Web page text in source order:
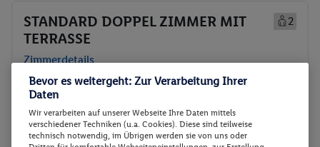
STANDARD DOPPEL ZIMMER MIT
TERRASSE
2
Zimmerdetails
Buchen
STANDARD DOPPEL ZIMMER MIT
TERRASSE
14.02. - 19.02.2027
Bevor es weitergeht: Zur Verarbeitung Ihrer
Daten
Wir verarbeiten auf unserer Webseite Ihre Daten mittels
verschiedener Techniken (u.a. Cookies). Diese sind teilweise
technisch notwendig, im Übrigen werden sie von uns oder